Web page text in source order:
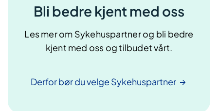
Bli bedre kjent med oss
Les mer om Sykehuspartner og bli bedre
kjent med oss og tilbudet vårt.
Derfor bør du velge Sykehuspartner